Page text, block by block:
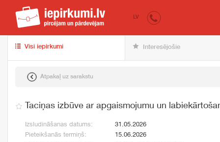
iepirkumi.lv
LV
Visi iepirkumi Interesējošie
Atpakaļ uz sarakstu
Taciņas izbūve ar apgaismojumu un
Izsludināšanas datums:
31.05.2026
Pieteikšanās termiņš:
15.06.2026